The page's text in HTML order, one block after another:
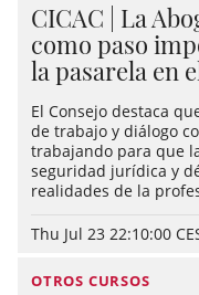
CICAC | La
como paso
la pasarela en
El Consejo destaca
de trabajo y diálogo
trabajando para que
seguridad jurídica y
realidades de la
Thu Jul 23 22:10:00
OTROS CURSOS